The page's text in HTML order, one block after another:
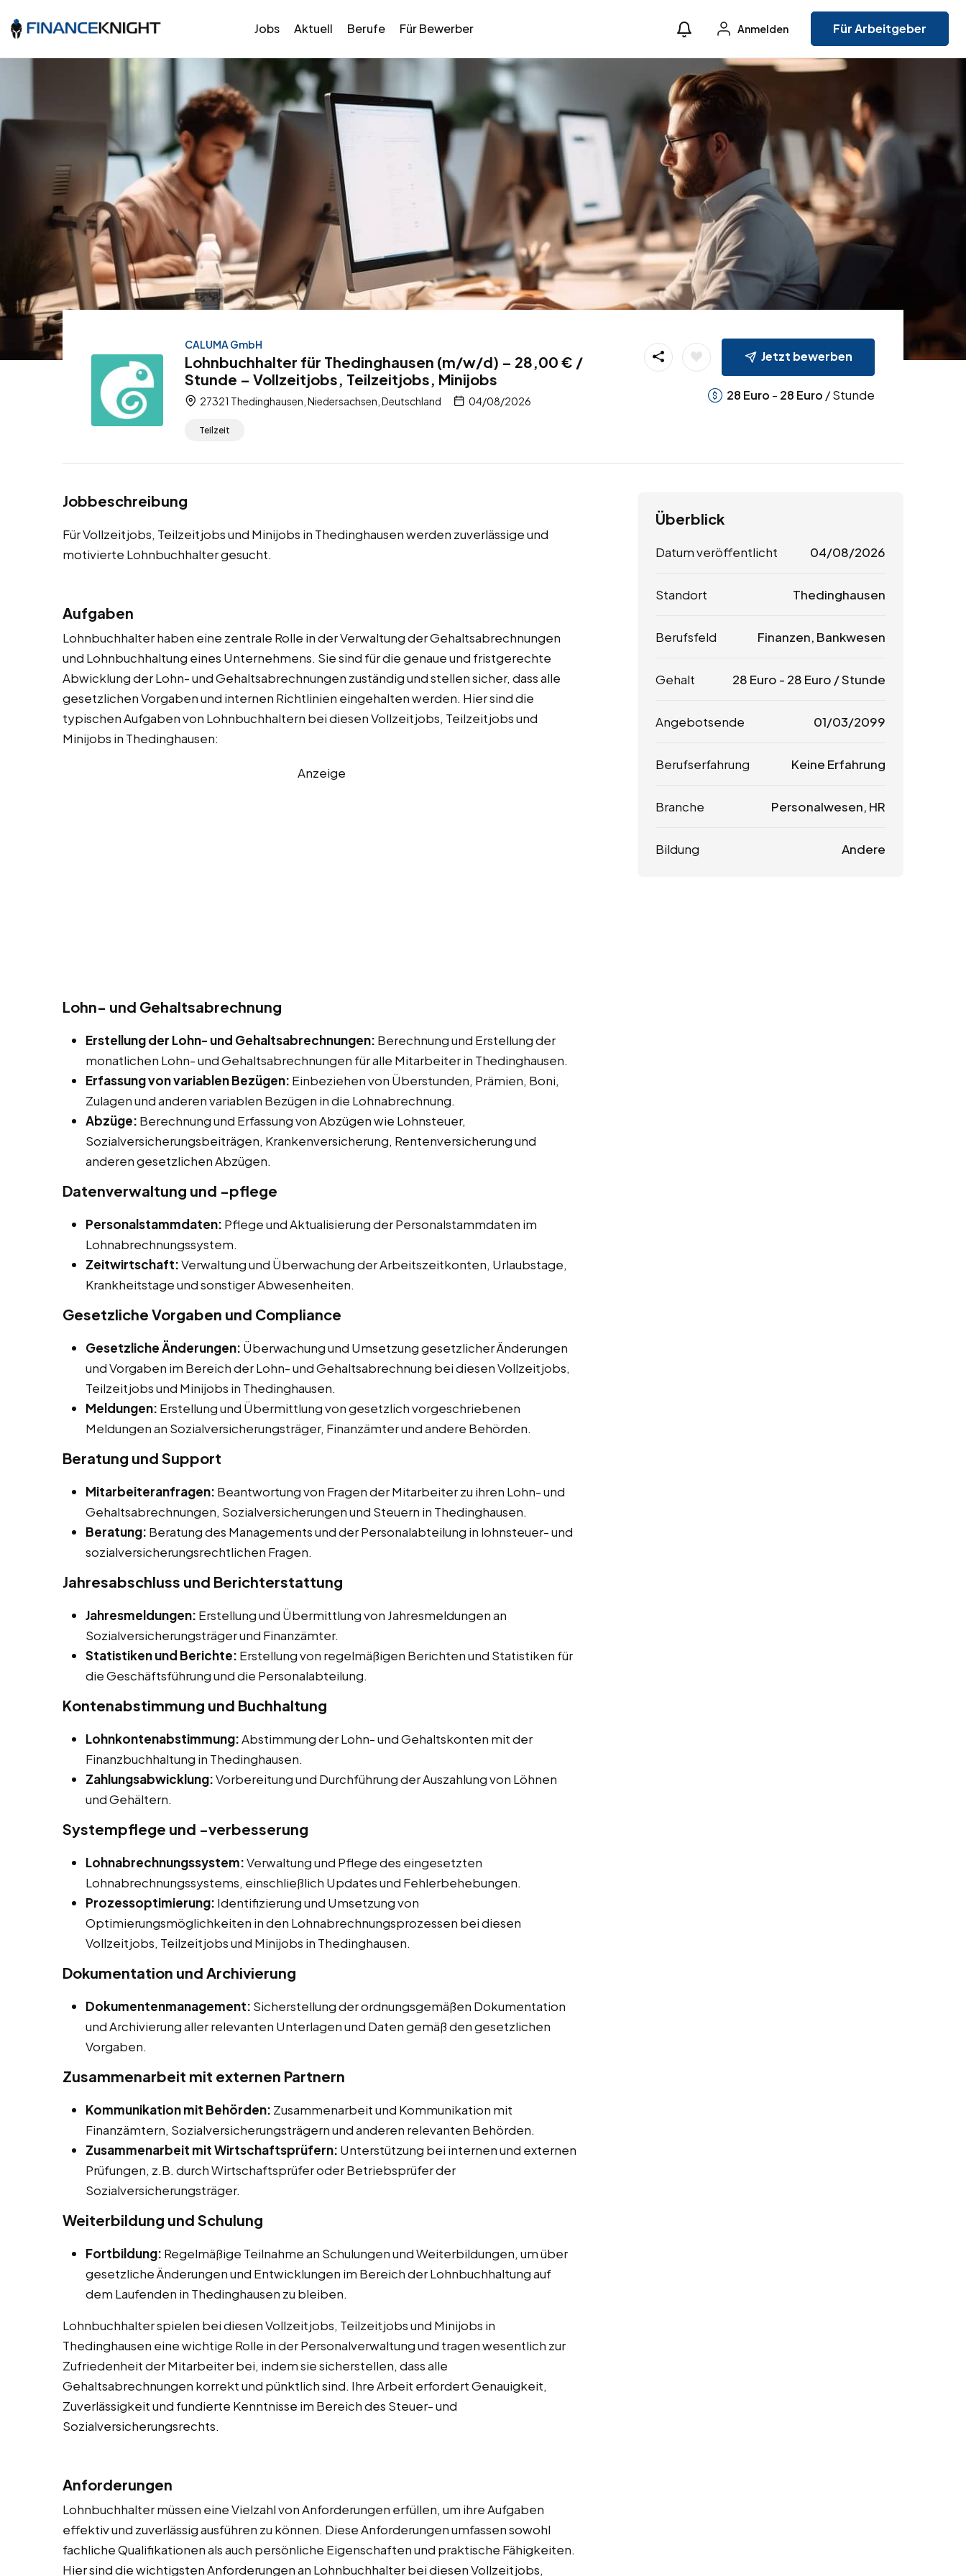
Jobs Aktuell Berufe Für Bewerber Anmelden Für Arbeitgeber
CALUMA GmbH
Lohnbuchhalter für Thedinghausen (m/w/d) – 28,00 € /
Stunde – Vollzeitjobs, Teilzeitjobs, Minijobs
27321 Thedinghausen, Niedersachsen, Deutschland 04/08/2026
Teilzeit
Jetzt bewerben
28 Euro - 28 Euro / Stunde
Jobbeschreibung
Für Vollzeitjobs, Teilzeitjobs und Minijobs in Thedinghausen werden zuverlässige und
motivierte Lohnbuchhalter gesucht.
Aufgaben
Lohnbuchhalter haben eine zentrale Rolle in der Verwaltung der Gehaltsabrechnungen
und Lohnbuchhaltung eines Unternehmens. Sie sind für die genaue und fristgerechte
Abwicklung der Lohn- und Gehaltsabrechnungen zuständig und stellen sicher, dass alle
gesetzlichen Vorgaben und internen Richtlinien eingehalten werden. Hier sind die
typischen Aufgaben von Lohnbuchhaltern bei diesen Vollzeitjobs, Teilzeitjobs und
Minijobs in Thedinghausen:
Anzeige
Lohn- und Gehaltsabrechnung
Erstellung der Lohn- und Gehaltsabrechnungen: Berechnung und Erstellung der
monatlichen Lohn- und Gehaltsabrechnungen für alle Mitarbeiter in Thedinghausen.
Erfassung von variablen Bezügen: Einbeziehen von Überstunden, Prämien, Boni,
Zulagen und anderen variablen Bezügen in die Lohnabrechnung.
Abzüge: Berechnung und Erfassung von Abzügen wie Lohnsteuer,
Sozialversicherungsbeiträgen, Krankenversicherung, Rentenversicherung und
anderen gesetzlichen Abzügen.
Datenverwaltung und -pflege
Personalstammdaten: Pflege und Aktualisierung der Personalstammdaten im
Lohnabrechnungssystem.
Zeitwirtschaft:Verwaltung und Überwachung der Arbeitszeitkonten, Urlaubstage,
Krankheitstage und sonstiger Abwesenheiten.
Gesetzliche Vorgaben und Compliance
Gesetzliche Änderungen: Überwachung und Umsetzung gesetzlicher Änderungen
und Vorgaben im Bereich der Lohn- und Gehaltsabrechnung bei diesen Vollzeitjobs,
Teilzeitjobs und Minijobs in Thedinghausen.
Meldungen: Erstellung und Übermittlung von gesetzlich vorgeschriebenen
Meldungen an Sozialversicherungsträger, Finanzämter und andere Behörden.
Beratung und Support
Mitarbeiteranfragen: Beantwortung von Fragen der Mitarbeiter zu ihren Lohn- und
Gehaltsabrechnungen, Sozialversicherungen und Steuern in Thedinghausen.
Beratung: Beratung des Managements und der Personalabteilung in lohnsteuer- und
sozialversicherungsrechtlichen Fragen.
Jahresabschluss und Berichterstattung
Jahresmeldungen: Erstellung und Übermittlung von Jahresmeldungen an
Sozialversicherungsträger und Finanzämter.
Statistiken und Berichte: Erstellung von regelmäßigen Berichten und Statistiken für
die Geschäftsführung und die Personalabteilung.
Kontenabstimmung und Buchhaltung
Lohnkontenabstimmung:Abstimmung der Lohn- und Gehaltskonten mit der
Finanzbuchhaltung in Thedinghausen.
Zahlungsabwicklung:Vorbereitung und Durchführung der Auszahlung von Löhnen
und Gehältern.
Systempflege und -verbesserung
Lohnabrechnungssystem:Verwaltung und Pflege des eingesetzten
Lohnabrechnungssystems, einschließlich Updates und Fehlerbehebungen.
Prozessoptimierung: Identifizierung und Umsetzung von
Optimierungsmöglichkeiten in den Lohnabrechnungsprozessen bei diesen
Vollzeitjobs, Teilzeitjobs und Minijobs in Thedinghausen.
Dokumentation und Archivierung
Dokumentenmanagement: Sicherstellung der ordnungsgemäßen Dokumentation
und Archivierung aller relevanten Unterlagen und Daten gemäß den gesetzlichen
Vorgaben.
Zusammenarbeit mit externen Partnern
Kommunikation mit Behörden: Zusammenarbeit und Kommunikation mit
Finanzämtern, Sozialversicherungsträgern und anderen relevanten Behörden.
Zusammenarbeit mit Wirtschaftsprüfern: Unterstützung bei internen und externen
Prüfungen, z.B. durch Wirtschaftsprüfer oder Betriebsprüfer der
Sozialversicherungsträger.
Weiterbildung und Schulung
Fortbildung: Regelmäßige Teilnahme an Schulungen und Weiterbildungen, um über
gesetzliche Änderungen und Entwicklungen im Bereich der Lohnbuchhaltung auf
dem Laufenden in Thedinghausen zu bleiben.
Lohnbuchhalter spielen bei diesen Vollzeitjobs, Teilzeitjobs und Minijobs in
Thedinghausen eine wichtige Rolle in der Personalverwaltung und tragen wesentlich zur
Zufriedenheit der Mitarbeiter bei, indem sie sicherstellen, dass alle
Gehaltsabrechnungen korrekt und pünktlich sind. Ihre Arbeit erfordert Genauigkeit,
Zuverlässigkeit und fundierte Kenntnisse im Bereich des Steuer- und
Sozialversicherungsrechts.
Anforderungen
Lohnbuchhalter müssen eine Vielzahl von Anforderungen erfüllen, um ihre Aufgaben
effektiv und zuverlässig ausführen zu können. Diese Anforderungen umfassen sowohl
fachliche Qualifikationen als auch persönliche Eigenschaften und praktische Fähigkeiten.
Hier sind die wichtigsten Anforderungen an Lohnbuchhalter bei diesen Vollzeitjobs,
Überblick
Datum veröffentlicht 04/08/2026
Standort Thedinghausen
Berufsfeld Finanzen, Bankwesen
Gehalt 28 Euro - 28 Euro / Stunde
Angebotsende 01/03/2099
Berufserfahrung Keine Erfahrung
Branche Personalwesen, HR
Bildung Andere